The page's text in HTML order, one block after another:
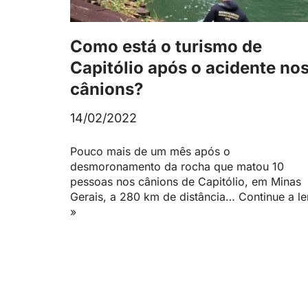
Como está o turismo de
Capitólio após o acidente
cânions?
14/02/2022
Pouco mais de um mês após o
desmoronamento da rocha que matou 10
pessoas nos cânions de Capitólio, em Minas
Gerais, a 280 km de distância… Continue a
»